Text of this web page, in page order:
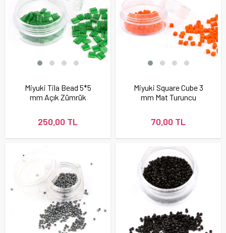
Miyuki Tila Bead 5*5
mm Açık Zümrük
250,00 TL
Miyuki Square Cube 3
mm Mat Turuncu
70,00 TL